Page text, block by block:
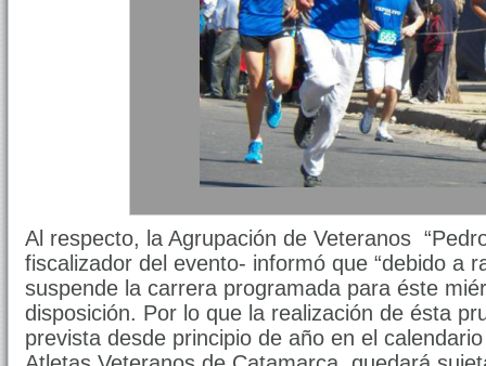
Al respecto, la Agrupación de Veteranos
fiscalizador del evento- informó que “debido a
suspende la carrera programada para éste
disposición. Por lo que la realización de ésta
prevista desde principio de año en el